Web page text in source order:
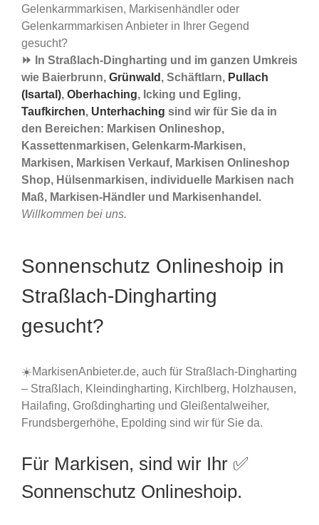
Gelenkarmmarkisen, Markisenhändler oder
Gelenkarmmarkisen Anbieter in Ihrer Gegend
gesucht?
⏩ In Straßlach-Dingharting und im ganzen Umkreis
wie Baierbrunn, Grünwald , Schäftlarn, Pullach
(Isartal), Oberhaching, Icking und Egling,
Taufkirchen, Unterhaching sind wir für Sie da in
den Bereichen: Markisen Onlineshop,
Kassettenmarkisen, Gelenkarm-Markisen,
Markisen, Markisen Verkauf, Markisen Onlineshop
Shop, Hülsenmarkisen, individuelle Markisen nach
Maß, Markisen-Händler und Markisenhandel.
Willkommen bei uns.
Sonnenschutz Onlineshoip in
Straßlach-Dingharting
gesucht?
☀️MarkisenAnbieter.de, auch für Straßlach-Dingharting
– Straßlach, Kleindingharting, Kirchlberg, Holzhausen,
Hailafing, Großdingharting und Gleißentalweiher,
Frundsbergerhöhe, Epolding sind wir für Sie da.
Für Markisen, sind wir Ihr ✅
Sonnenschutz Onlineshoip.